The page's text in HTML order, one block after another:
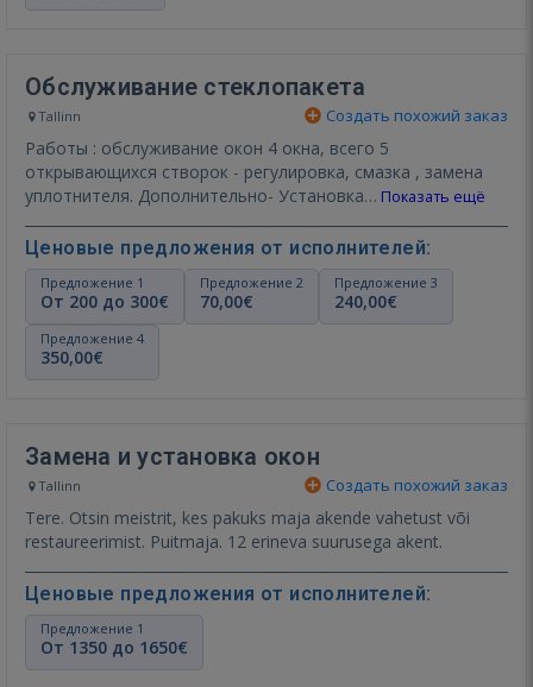
Обслуживание стеклопакета
Tallinn Создать похожий заказ
Работы : обслуживание окон 4 окна, всего 5
открывающихся створок - регулировка, смазка , замена
уплотнителя. Дополнительно- Установка… Показать ещё
Ценовые предложения от исполнителей:
Предложение 1
От 200 до 300€
Предложение 2
70,00€
Предложение 3
240,00€
Предложение 4
350,00€
Замена и установка окон
Tallinn Создать похожий заказ
Tere. Otsin meistrit, kes pakuks maja akende vahetust või
restaureerimist. Puitmaja. 12 erineva suurusega akent.
Ценовые предложения от исполнителей:
Предложение 1
От 1350 до 1650€